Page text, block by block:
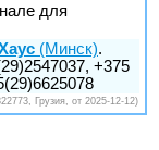
для
(Минск).
+375
Грузия, от 2025-12-12)